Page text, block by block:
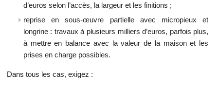
d’euros selon l’accès, la largeur et les finitions ;
reprise en sous-œuvre partielle avec micropieux et
longrine : travaux à plusieurs milliers d’euros, parfois plus,
à mettre en balance avec la valeur de la maison et les
prises en charge possibles.
Dans tous les cas, exigez :